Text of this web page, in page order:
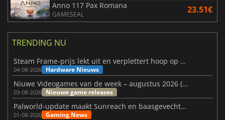
Anno 117 Pax Romana
GAMESEAL 23.51€
TRENDING NU
Steam Frame-prijs lekt uit en verplettert hoop op betaalbare VR
04-08-2026 Hardware Nieuws
Niuwe Videogames van de week – augustus 2026 (week 32)
03-08-2026 Nieuwe game releases
Palworld-update maakt Sunreach en baasgevechten stabieler
01-08-2026 Gaming News